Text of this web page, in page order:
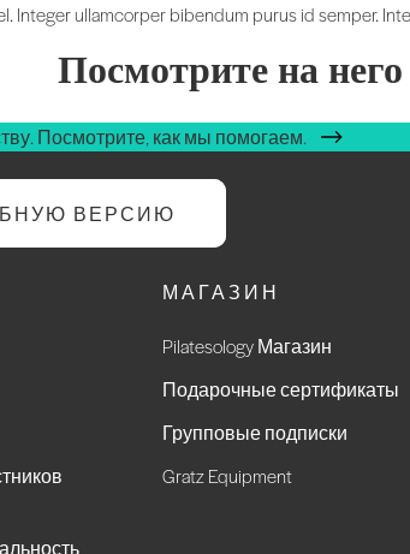
Integer ullamcorper bibendum purus id semper.
Посмотрите на
Посмотрите, как мы помогаем.
ВЕРСИЮ
МАГАЗИН
Pilatesology Магазин
Подарочные сертификаты
Групповые подписки
Gratz Equipment